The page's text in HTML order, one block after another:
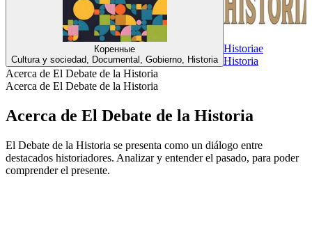
Коренные
Cultura y sociedad, Documental, Gobierno, Historia
Historiae
Historia
Acerca de El Debate de la Historia
Acerca de El Debate de la Historia
Acerca de El Debate de la Historia
El Debate de la Historia se presenta como un diálogo entre
destacados historiadores. Analizar y entender el pasado, para poder
comprender el presente.